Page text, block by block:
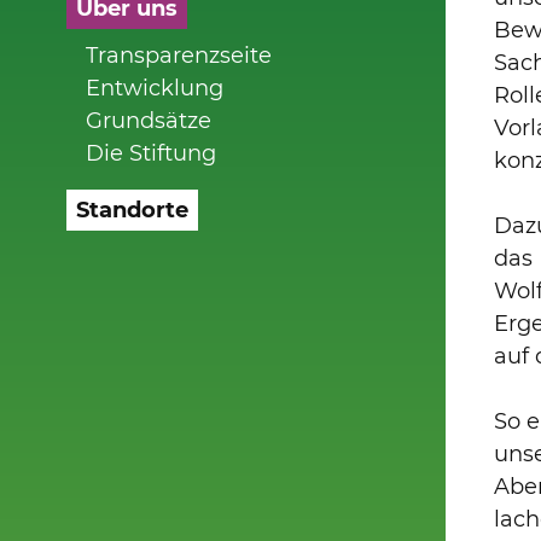
Über uns
Transparenzseite
Entwicklung
Grundsätze
Die Stiftung
Standorte
das
auf
So